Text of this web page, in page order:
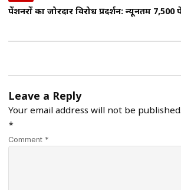
पेंशनरों का जोरदार विरोध प्रदर्शन: न्यूनतम
Leave a Reply
Your email address will not be published.
*
Comment *